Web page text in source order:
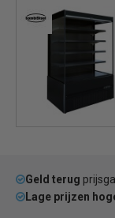
Geld terug
Lage prijzen